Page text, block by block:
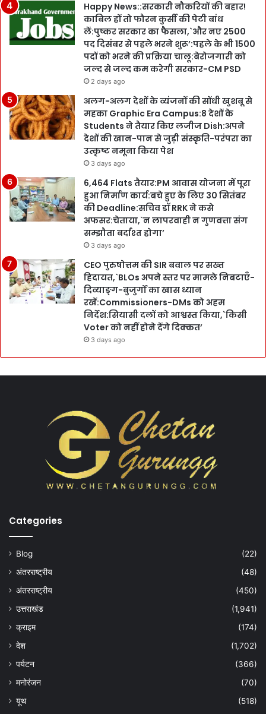
Happy News::सरकारी नौकरियों की बहार!
काबिल हों तो फौरन कुर्सी की पेटी बांध
लें:पुष्कर सरकार का फैसला,`और नए 2500
पद दिसंबर से पहले भरने शुरू’:पहले के भी 1500
पदों को भरने की प्रक्रिया चालू:बेरोजगारी को
जल्द से जल्द कम करेगी सरकार-CM PSD
2 days ago
अलग-अलग देशों के व्यंजनों की सोंधी खुशबू से
महका Graphic Era Campus:8 देशों के
Students ने तैयार किए लजीज Dish:अपने
देशों की खान-पान से जुड़ी संस्कृति-परंपरा का
उत्कृष्ट नमूना किया पेश
3 days ago
6,464 Flats तैयार:PM आवास योजना में पूरा
हुआ निर्माण कार्य:बचे हुए के लिए 30 सितंबर
की Deadline:सचिव डॉ RRK ने कसे
अफसर:चेताया,`न लापरवाही न गुणवत्ता संग
सम्झौता बर्दाश्त होगा’
3 days ago
CEO पुरुषोत्तम की SIR बवाल पर सख्त
हिदायत,`BLOs अपने स्तर पर मामले निबटाएँ-
दिव्याङ्ग-बुजुर्गों का खास ध्यान
रखें:Commissioners-DMs को अहम
निर्देश:सियासी दलों को आश्वस्त किया,`किसी
Voter को नहीं होने देंगे दिक्कत’
3 days ago
Categories
Blog
(22)
अंतरराष्ट्रीय
(48)
अंतरराष्ट्रीय
(450)
उत्तराखंड
(1,941)
क्राइम
(174)
देश
(1,702)
पर्यटन
(366)
मनोरंजन
(70)
यूथ
(518)